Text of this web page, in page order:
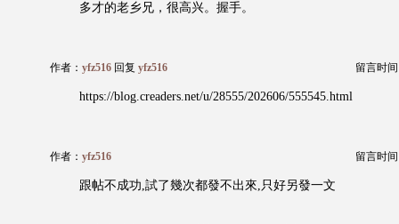
多才的老乡兄，很高兴。握手。
作者： yfz516 回复 yfz516 留言时间
https://blog.creaders.net/u/28555/202606/555545.html
作者： yfz516 留言时间
跟帖不成功,試了幾次都發不出來,只好另發一文